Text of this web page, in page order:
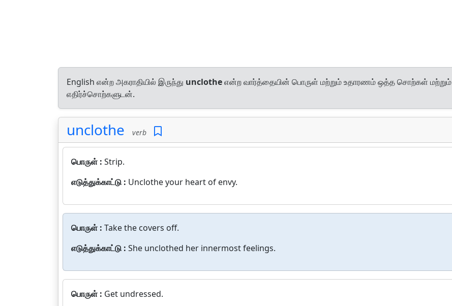
English என்ற அகராதியில் இருந்து unclotheஎன்ற வார்த்தையின் பொருள் மற்றும் உதாரணம் ஒத்த சொற்கள் மற்றும்
எதிர்ச்சொற்களுடன்.
unclothe verb
பொருள் : Strip.
எடுத்துக்காட்டு : Unclothe your heart of envy.
பொருள் : Take the covers off.
எடுத்துக்காட்டு : She unclothed her innermost feelings.
பொருள் : Get undressed.